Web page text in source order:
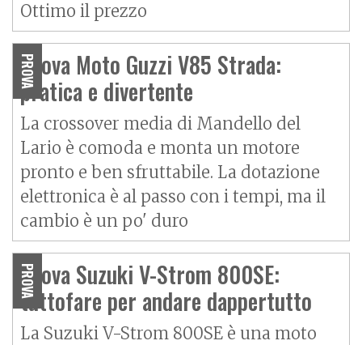
Ottimo il prezzo
PROVA
Prova Moto Guzzi V85 Strada:
pratica e divertente
La crossover media di Mandello del
Lario è comoda e monta un motore
pronto e ben sfruttabile. La dotazione
elettronica è al passo con i tempi, ma il
cambio è un po' duro
PROVA
Prova Suzuki V-Strom 800SE:
tuttofare per andare dappertutto
La Suzuki V-Strom 800SE è una moto